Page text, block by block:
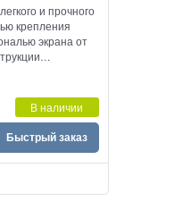
и прочного
крепления
экрана от
каналы,
от
610TW может
и углу наклона.
В наличии
Быстрый заказ